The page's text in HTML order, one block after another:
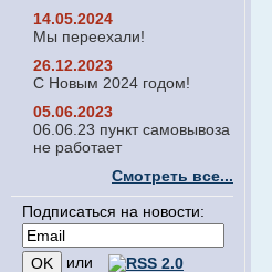
14.05.2024
Мы переехали!
26.12.2023
С Новым 2024 годом!
05.06.2023
06.06.23 пункт самовывоза
не работает
Смотреть все...
Подписаться на новости:
или